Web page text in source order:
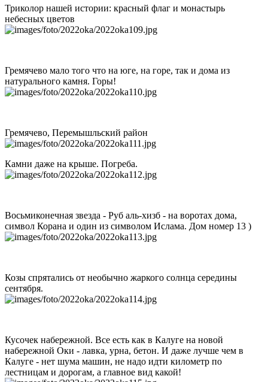
Триколор нашей истории: красный флаг и монастырь
небесных цветов
Гремячево мало того что на юге, на горе, так и дома из
натурального камня. Горы!
Гремячево, Перемышльский район
Камни даже на крыше. Погреба.
Восьмиконечная звезда - Руб аль-хизб - на воротах дома,
символ Корана и один из символом Ислама. Дом номер 13 )
Козы спрятались от необычно жаркого солнца середины
сентября.
Кусочек набережной. Все есть как в Калуге на новой
набережной Оки - лавка, урна, бетон. И даже лучше чем в
Калуге - нет шума машин, не надо идти километр по
лестницам и дорогам, а главное вид какой!